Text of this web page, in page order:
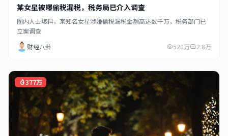
某女星被曝偷税漏税，税务局已介入调查
圈内人士爆料，某知名女星涉嫌偷税漏税金额高达数千万，税务部门已
立案调查
财经八卦
520万 2.8万
377万